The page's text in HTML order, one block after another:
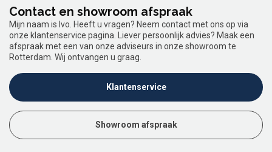
Contact en showroom afspraak
Mijn naam is Ivo. Heeft u vragen? Neem contact met ons op via
onze klantenservice pagina. Liever persoonlijk advies? Maak een
afspraak met een van onze adviseurs in onze showroom te
Rotterdam. Wij ontvangen u graag.
Klantenservice
Showroom afspraak